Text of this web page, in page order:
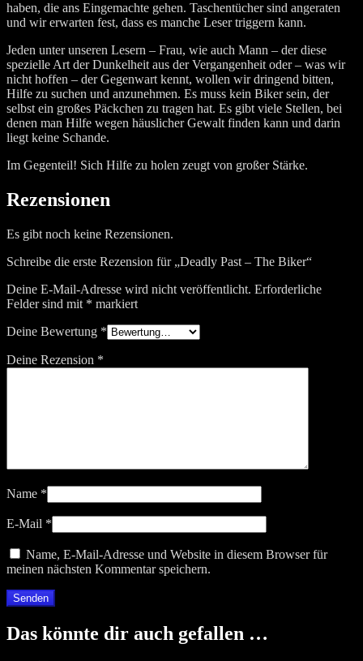
haben, die ans Eingemachte gehen. Taschentücher sind angeraten
und wir erwarten fest, dass es manche Leser triggern kann.
Jeden unter unseren Lesern – Frau, wie auch Mann – der diese
spezielle Art der Dunkelheit aus der Vergangenheit oder – was wir
nicht hoffen – der Gegenwart kennt, wollen wir dringend bitten,
Hilfe zu suchen und anzunehmen. Es muss kein Biker sein, der
selbst ein großes Päckchen zu tragen hat. Es gibt viele Stellen, bei
denen man Hilfe wegen häuslicher Gewalt finden kann und darin
liegt keine Schande.
Im Gegenteil! Sich Hilfe zu holen zeugt von großer Stärke.
Rezensionen
Es gibt noch keine Rezensionen.
Schreibe die erste Rezension für „Deadly Past – The Biker“
Deine E-Mail-Adresse wird nicht veröffentlicht. Erforderliche
Felder sind mit * markiert
Deine Bewertung *
Deine Rezension *
Name *
E-Mail *
Name, E-Mail-Adresse und Website in diesem Browser für
meinen nächsten Kommentar speichern.
Das könnte dir auch gefallen …